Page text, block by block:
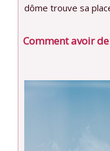
dôme trouve sa
Comment avoir